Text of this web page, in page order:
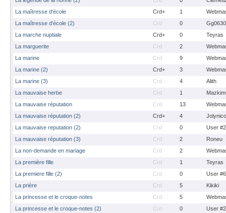
La maîtresse d'école
Crd+ 1
La maîtresse d'école (2)
Crd 0
La marche nuptiale
Crd+ 0
Teyras
La marguerite
Crd 2
La marine
Crd 9
La marine (2)
Crd+ 3
La marine (3)
Crd 4
Alith
La mauvaise herbe
Crd 1
La mauvaise réputation
Crd 13
La mauvaise réputation (2)
Crd+ 4
Jolynico
La mauvaise reputation (2)
Crd 0
User
La mauvaise réputation (3)
Crd 2
Roneu
La non-demande en mariage
Crd 2
La première fille
Crd 1
Teyras
La premiere fille (2)
Crd 0
User
La prière
Crd 5
Kikiki
La princesse et le croque-notes
Crd 5
La princesse et le croque-notes (2)
Crd 0 User